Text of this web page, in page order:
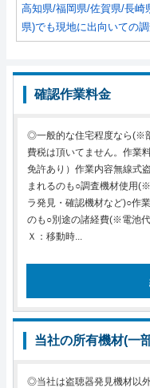
高知県/福岡県/佐賀県/長崎
県)でも現地に出向いての
確認作業料金
◎一般的な住宅程度なら(※
費税は頂いてません。作業
免許あり）作業内容無線式
まれるのも○調査機材使用
ラ発見・確認機材など)○作
のも○別途の諸経費(※電池
Ｘ：移動時...
当社の所有機材(一
◎当社は盗聴器発見機材以